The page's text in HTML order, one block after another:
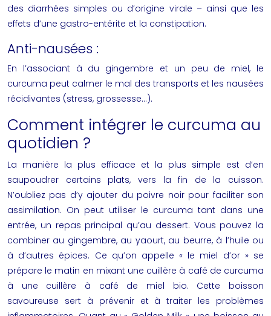
des diarrhées simples ou d’origine virale – ainsi que les
effets d’une gastro-entérite et la constipation.
Anti-nausées :
En l’associant à du gingembre et un peu de miel, le
curcuma peut calmer le mal des transports et les nausées
récidivantes (stress, grossesse…).
Comment intégrer le curcuma au
quotidien ?
La manière la plus efficace et la plus simple est d’en
saupoudrer certains plats, vers la fin de la cuisson.
N’oubliez pas d’y ajouter du poivre noir pour faciliter son
assimilation. On peut utiliser le curcuma tant dans une
entrée, un repas principal qu’au dessert. Vous pouvez la
combiner au gingembre, au yaourt, au beurre, à l’huile ou
à d’autres épices. Ce qu’on appelle « le miel d’or » se
prépare le matin en mixant une cuillère à café de curcuma
à une cuillère à café de miel bio. Cette boisson
savoureuse sert à prévenir et à traiter les problèmes